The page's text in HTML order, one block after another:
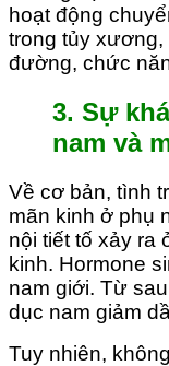
hoạt động
trong tủy
đường, chức
3. Sự
nam và
Về cơ bản, tình
mãn kinh ở phụ
nội tiết tố xảy ra
kinh. Hormone
nam giới. Từ
dục nam giảm
Tuy nhiên,